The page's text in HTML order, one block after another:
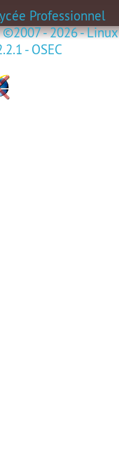
Professionnel
©2007 - 2026 - Linux
- OSEC